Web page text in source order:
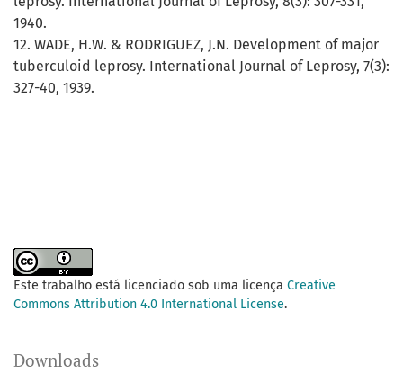
1940.
12. WADE, H.W. & RODRIGUEZ, J.N. Development of major
tuberculoid leprosy. International Journal of Leprosy, 7(3):
327-40, 1939.
Este trabalho está licenciado sob uma licença Creative
Commons Attribution 4.0 International License.
Downloads